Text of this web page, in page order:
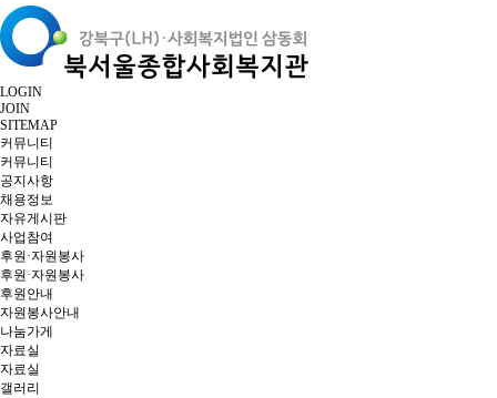
LOGIN
JOIN
SITEMAP
커뮤니티
커뮤니티
공지사항
채용정보
자유게시판
사업참여
후원·자원봉사
후원·자원봉사
후원안내
자원봉사안내
나눔가게
자료실
자료실
갤러리